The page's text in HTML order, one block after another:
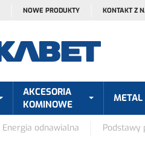
NOWE PRODUKTY KONTAKT Z
AKCESORIA
KOMINOWE
METAL
Energia odnawialna Podstawy